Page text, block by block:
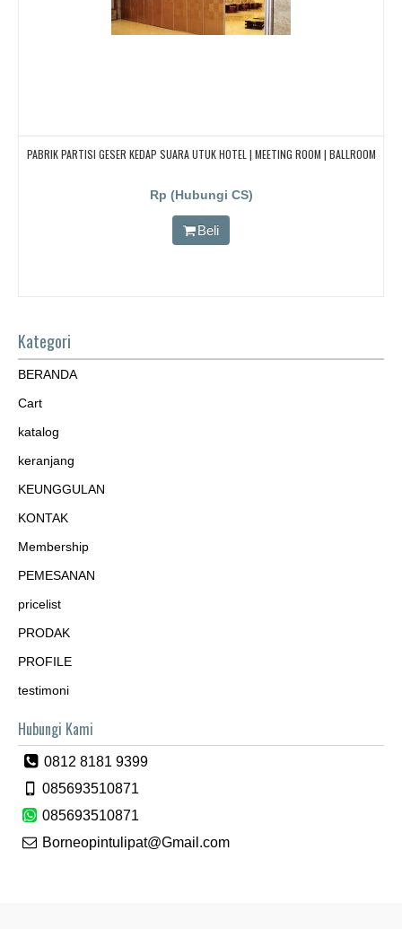
PABRIK PARTISI GESER KEDAP SUARA UTUK HOTEL | MEETING ROOM | BALLROOM
Rp (Hubungi CS)
Beli
Kategori
BERANDA
Cart
katalog
keranjang
KEUNGGULAN
KONTAK
Membership
PEMESANAN
pricelist
PRODAK
PROFILE
testimoni
Hubungi Kami
0812 8181 9399
085693510871
085693510871
Borneopintulipat@Gmail.com